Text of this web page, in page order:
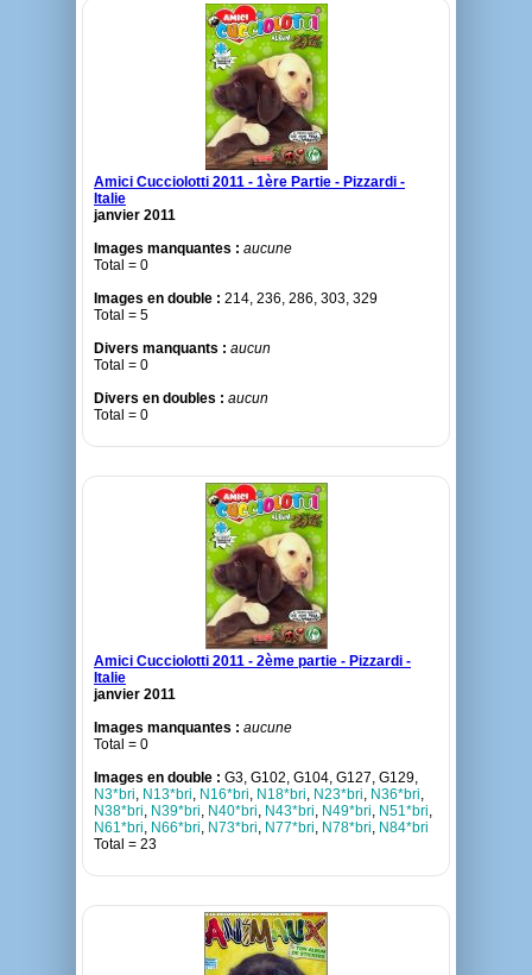
Amici Cucciolotti 2011 - 1ère Partie - Pizzardi -
Italie
janvier 2011
Images manquantes : aucune
Total = 0
Images en double : 214, 236, 286, 303, 329
Total = 5
Divers manquants : aucun
Total = 0
Divers en doubles : aucun
Total = 0
Amici Cucciolotti 2011 - 2ème partie - Pizzardi -
Italie
janvier 2011
Images manquantes : aucune
Total = 0
Images en double : G3, G102, G104, G127, G129,
N3*bri, N13*bri, N16*bri, N18*bri, N23*bri, N36*bri,
N38*bri, N39*bri, N40*bri, N43*bri, N49*bri, N51*bri,
N61*bri, N66*bri, N73*bri, N77*bri, N78*bri, N84*bri
Total = 23